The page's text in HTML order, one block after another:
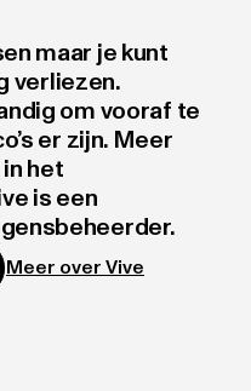
maar je kunt
verliezen.
om vooraf te
er zijn. Meer
het
is een
Meer over Vive